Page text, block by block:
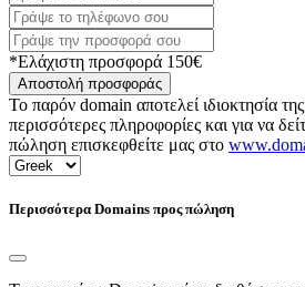
*Ελάχιστη προσφορά 150€
Αποστολή προσφοράς
Το παρόν domain αποτελεί ιδιοκτησία
περισσότερες πληροφορίες και για να
πώληση επισκεφθείτε μας στο
Περισσότερα Domains προς πώληση